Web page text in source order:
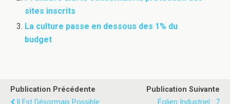
sites inscrits
La culture passe en dessous des 1% du
budget
Publication Précédente
Il Est Désormais Possible
Publication Suivante
Éolien Industriel : 7